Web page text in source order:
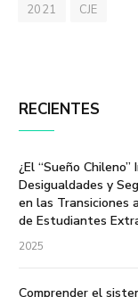
2021 CJE
RECIENTES
¿El “Sueño Chileno”
Desigualdades y
en las Transiciones
de Estudiantes
2025
Comprender el